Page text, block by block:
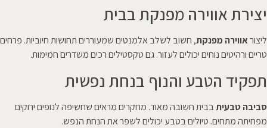
יצירת אווירה מפנקת בבית
ליצוראווירה מפנקת, חשוב לשלב אלמנטים שמעוררים תחושות חיוביות. פרחים
טריים ורהיטים נוחים יכולים לעזור. גם טקסטילים רכים משדרים חמימות.
תפקיד הטבע והנוף בנחת נפשית
סביבה טבעיתבבית חשובה מאוד. מחקרים מראים שחשיפה לנופים ירוקים
מפחיתה מתחים. טיולים בטבע יכולים לשפר את הנחת הנפש.